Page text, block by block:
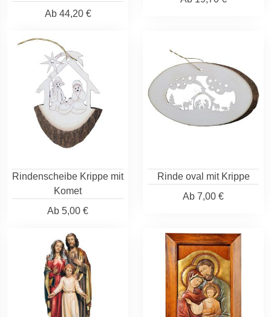
Ab44,20 €
Rindenscheibe Krippe mit
Komet
Ab 5,00 €
Rinde oval mit Krippe
Ab 7,00 €